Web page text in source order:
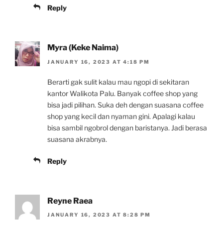
Reply
Myra (Keke Naima)
JANUARY 16, 2023 AT 4:18 PM
Berarti gak sulit kalau mau ngopi di sekitaran
kantor Walikota Palu. Banyak coffee shop yang
bisa jadi pilihan. Suka deh dengan suasana coffee
shop yang kecil dan nyaman gini. Apalagi kalau
bisa sambil ngobrol dengan baristanya. Jadi berasa
suasana akrabnya.
Reply
Reyne Raea
JANUARY 16, 2023 AT 8:28 PM